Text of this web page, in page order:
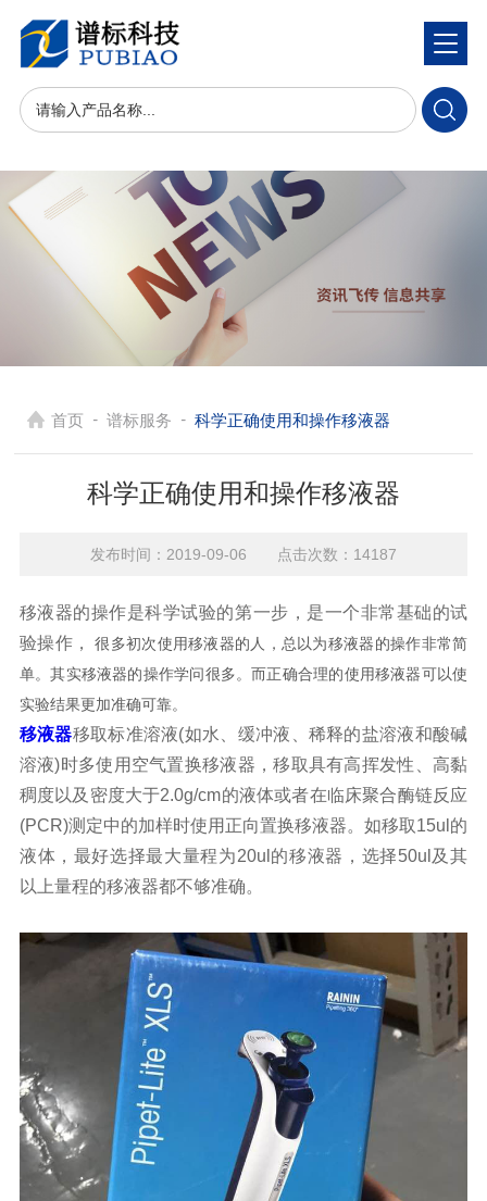
首页 - 谱标服务 - 科学正确使用和操作移液器
科学正确使用和操作移液器
发布时间：2019-09-06 点击次数：14187
移液器的操作是科学试验的第一步，是一个非常基础的试
验操作，
很多初次使用移液器的人，总以为移液器的操作非常简
单。其实移液器的操作学问很多。而正确合理的使用移液器可以使
实验结果更加准确可靠。
移液器移取标准溶液(如水、缓冲液、稀释的盐溶液和酸碱
溶液)时多使用空气置换移液器，移取具有高挥发性、高黏
稠度以及密度大于2.0g/cm的液体或者在临床聚合酶链反应
(PCR)测定中的加样时使用正向置换移液器。如移取15ul的
液体，最好选择最大量程为20ul的移液器，选择50ul及其
以上量程的移液器都不够准确。